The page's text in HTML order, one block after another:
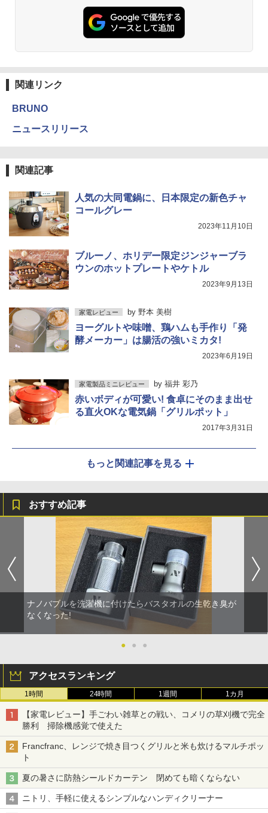
関連リンク
BRUNO
ニュースリリース
関連記事
人気の大同電鍋に、日本限定の新色チャ
コールグレー
2023年11月10日
ブルーノ、ホリデー限定ジンジャーブラ
ウンのホットプレートやケトル
2023年9月13日
家電レビュー by 野本 美樹
ヨーグルトや味噌、鶏ハムも手作り「発
酵メーカー」は腸活の強いミカタ!
2023年6月19日
家電製品ミニレビュー by 福井 彩乃
赤いボディが可愛い! 食卓にそのまま出せ
る直火OKな電気鍋「グリルポット」
2017年3月31日
もっと関連記事を見る
おすすめ記事
ナノバブルを洗濯機に付けたらバスタオルの生乾き臭が
なくなった!
● ● ●
アクセスランキング
1時間 24時間 1週間 1カ月
【家電レビュー】手ごわい雑草との戦い、コメリの草刈機で完全
勝利 掃除機感覚で使えた
Francfranc、レンジで焼き目つくグリルと米も炊けるマルチポッ
ト
夏の暑さに防熱シールドカーテン 閉めても暗くならない
ニトリ、手軽に使えるシンプルなハンディクリーナー